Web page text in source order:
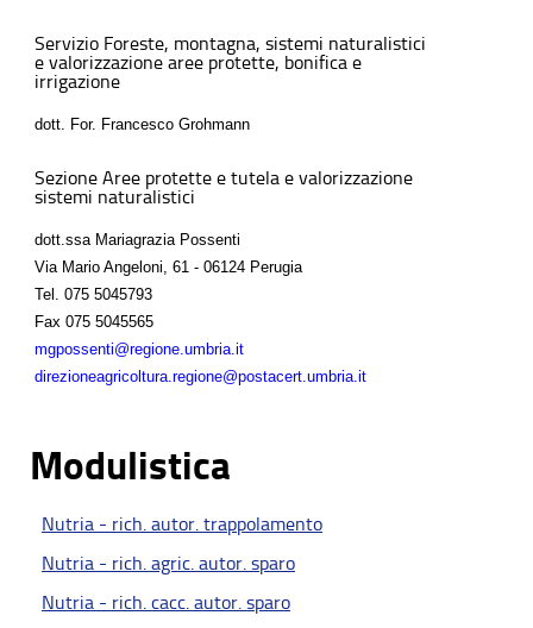
Servizio Foreste, montagna, sistemi naturalistici
e valorizzazione aree protette, bonifica e
irrigazione
dott. For. Francesco Grohmann
Sezione Aree protette e tutela e valorizzazione
sistemi naturalistici
dott.ssa Mariagrazia Possenti
Via Mario Angeloni, 61 - 06124 Perugia
Tel. 075 5045793
Fax 075 5045565
mgpossenti@regione.umbria.it
direzioneagricoltura.regione@postacert.umbria.it
Modulistica
Nutria - rich. autor. trappolamento
Nutria - rich. agric. autor. sparo
Nutria - rich. cacc. autor. sparo